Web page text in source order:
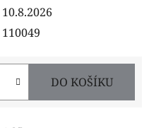
10.8.2026
110049
DO KOŠÍKU